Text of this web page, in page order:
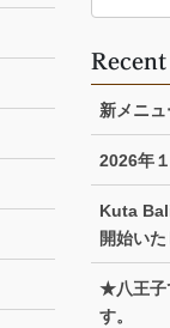
新メニ
2026年
Kuta
開始いた
★八王子
す。